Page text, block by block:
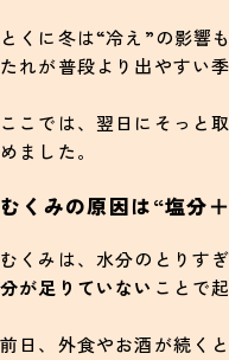
とくに冬は“冷え”の影響
たれが普段より出やすい季
ここでは、翌日にそっと
めました。
むくみの原因は“塩分
むくみは、水分のとりす
分が足りていない ことで
前日、外食やお酒が続く